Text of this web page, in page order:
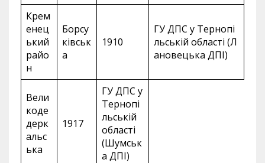
Крем
енец
ький
райо
н
Борсу
ківськ
а
1910
ГУ ДПС у Тернопі
льській області (Л
ановецька ДПІ)
Вели
коде
дерк
альс
ька
1917
ГУ ДПС у
Тернопі
льській
області
(Шумськ
а ДПІ)